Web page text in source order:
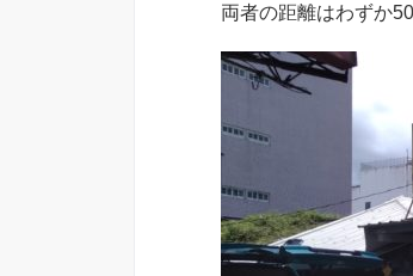
両者の距離はわずか